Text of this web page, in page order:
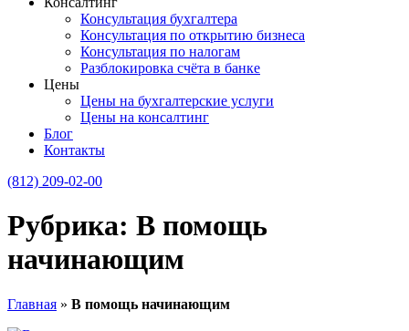
Консультация бухгалтера
Консультация по открытию бизнеса
Консультация по налогам
Разблокировка счёта в банке
Цены
Цены на бухгалтерские услуги
Цены на консалтинг
Блог
Контакты
(812) 209-02-00
Рубрика: В помощь
начинающим
Главная » В помощь начинающим